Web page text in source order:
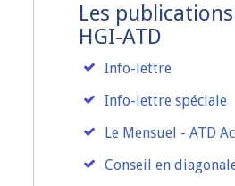
Les
HGI-ATD
Info-lettre
Info-lettre spéciale
Le Mensuel - ATD
Conseil en